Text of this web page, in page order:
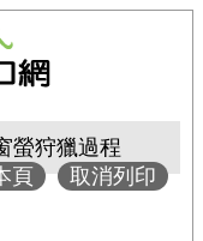
螢狩獵過程
取消列印
頁